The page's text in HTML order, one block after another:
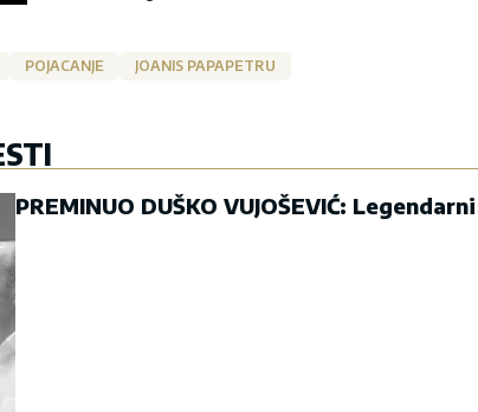
POJACANJE JOANIS PAPAPETRU
PREMINUO DUŠKO VUJOŠEVIĆ: